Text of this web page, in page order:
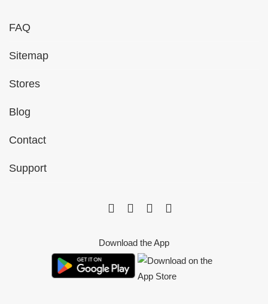
FAQ
Sitemap
Stores
Blog
Contact
Support
Download the App